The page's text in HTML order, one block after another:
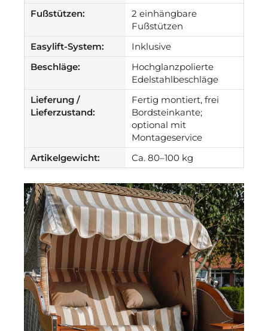
Fußstützen:
2 einhängbare
Fußstützen
Easylift-System:
Inklusive
Beschläge:
Hochglanzpolierte
Edelstahlbeschläge
Lieferung /
Lieferzustand:
Fertig montiert, frei
Bordsteinkante;
optional mit
Montageservice
Artikelgewicht:
Ca. 80–100 kg